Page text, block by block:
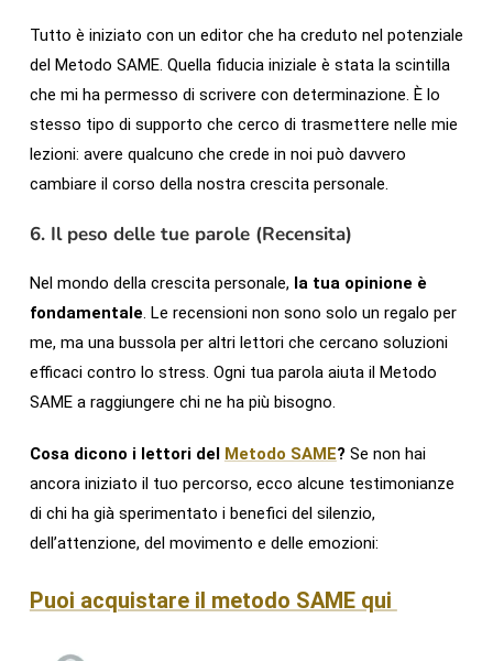
Tutto è iniziato con un editor che ha creduto nel potenziale
del Metodo SAME. Quella fiducia iniziale è stata la scintilla
che mi ha permesso di scrivere con determinazione. È lo
stesso tipo di supporto che cerco di trasmettere nelle mie
lezioni: avere qualcuno che crede in noi può davvero
cambiare il corso della nostra crescita personale.
6. Il peso delle tue parole (Recensita)
Nel mondo della crescita personale, la tua opinione è
fondamentale. Le recensioni non sono solo un regalo per
me, ma una bussola per altri lettori che cercano soluzioni
efficaci contro lo stress. Ogni tua parola aiuta il Metodo
SAME a raggiungere chi ne ha più bisogno.
Cosa dicono i lettori del Metodo SAME? Se non hai
ancora iniziato il tuo percorso, ecco alcune testimonianze
di chi ha già sperimentato i benefici del silenzio,
dell’attenzione, del movimento e delle emozioni:
Puoi acquistare il metodo SAME qui